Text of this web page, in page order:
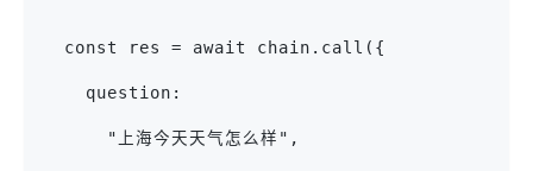
  const res = await chain.call({
    question:
      "上海今天天气怎么样",